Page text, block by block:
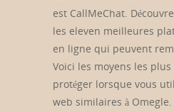
est CallMeChat.
les eleven meilleures
en ligne qui peuvent
Voici les moyens les
protéger lorsque vous
web similaires à Omegle.